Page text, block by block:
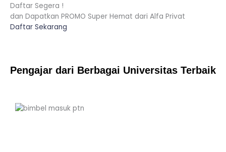
Daftar Segera !
dan Dapatkan PROMO Super Hemat dari Alfa Privat
Daftar Sekarang
Pengajar dari Berbagai Universitas Terbaik